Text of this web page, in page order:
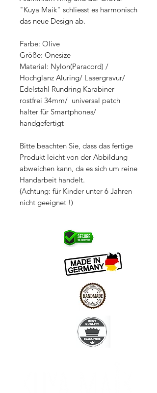
"Kuya Maik" schliesst es harmonisch
das neue Design ab.
Farbe: Olive
Größe: Onesize
Material: Nylon(Paracord) /
Hochglanz Aluring/ Lasergravur/
Edelstahl Rundring Karabiner
rostfrei 34mm/ universal patch
halter für Smartphones/
handgefertigt
Bitte beachten Sie, dass das fertige
Produkt leicht von der Abbildung
abweichen kann, da es sich um reine
Handarbeit handelt.
(Achtung: für Kinder unter 6 Jahren
nicht geeignet !)